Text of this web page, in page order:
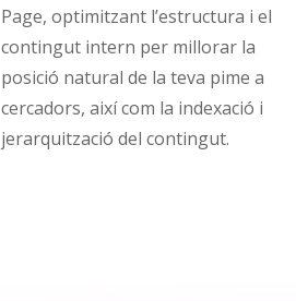
Page, optimitzant l’estructura i el
contingut intern per millorar la
posició natural de la teva pime a
cercadors, així com la indexació i
jerarquització del contingut.